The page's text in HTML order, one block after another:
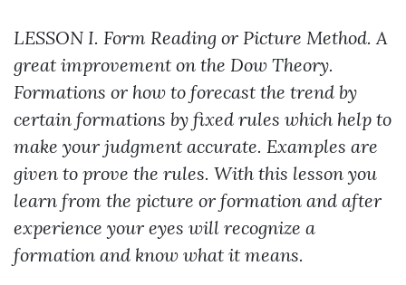
LESSON I. Form Reading or Picture Method. A
great improvement on the Dow Theory.
Formations or how to forecast the trend by
certain formations by fixed rules which help to
make your judgment accurate. Examples are
given to prove the rules. With this lesson you
learn from the picture or formation and after
experience your eyes will recognize a
formation and know what it means.